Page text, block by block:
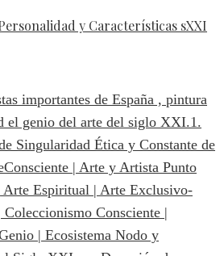
y Características sXXI